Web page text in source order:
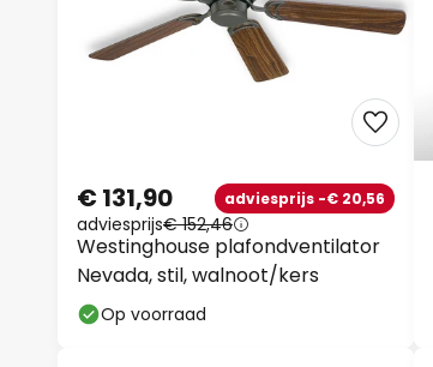
Westinghouse plafondventilator
Nevada, stil, walnoot/kers
€ 131,90 adviesprijs -€ 20,56
adviesprijs€ 152,46
Op voorraad